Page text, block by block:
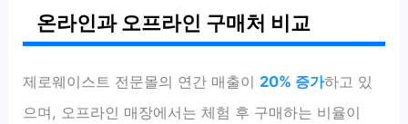
온라인과 오프라인 구매처 비교
제로웨이스트 전문몰의 연간 매출이 20% 증가하고 있
으며, 오프라인 매장에서는 체험 후 구매하는 비율이